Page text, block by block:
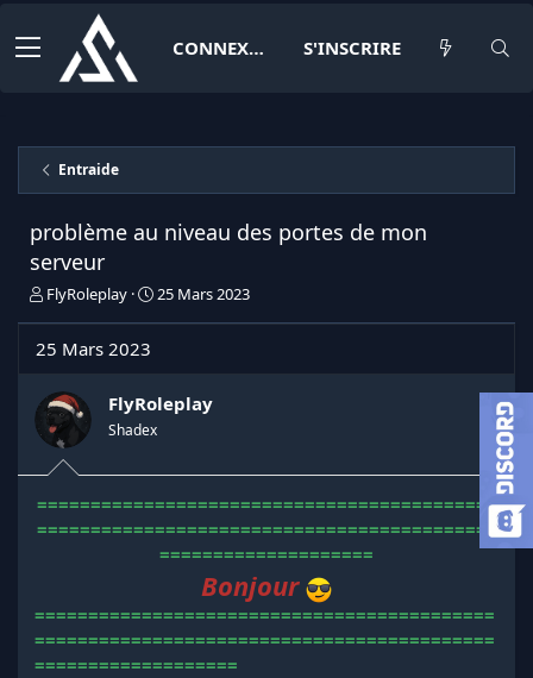
CONNEXION S'INSCRIRE
Entraide
problème au niveau des portes de mon
serveur
I
t
a
t
e
u
d
e
i
s
FlyRoleplay
D
e
é
t
25 Mars 2023
25 Mars 2023
FlyRoleplay
Shadex
===========================================
===========================================
====================
Bonjour
===========================================
===========================================
===================